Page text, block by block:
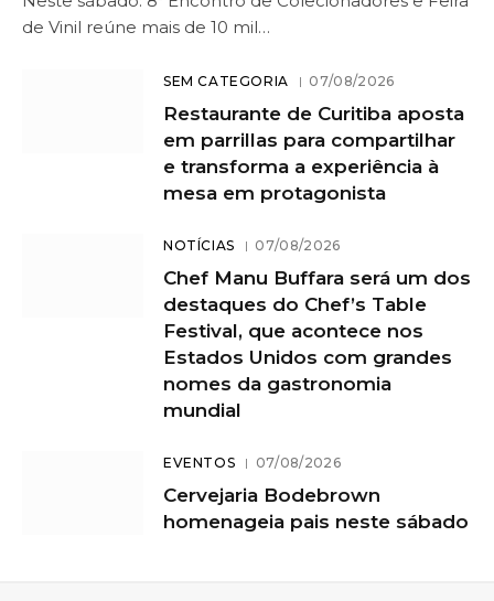
de Vinil reúne mais de 10 mil…
SEM CATEGORIA 07/08/2026
Restaurante de Curitiba aposta
em parrillas para compartilhar
e transforma a experiência à
mesa em protagonista
NOTÍCIAS 07/08/2026
Chef Manu Buffara será um dos
destaques do Chef’s Table
Festival, que acontece nos
Estados Unidos com grandes
nomes da gastronomia
mundial
EVENTOS 07/08/2026
Cervejaria Bodebrown
homenageia pais neste sábado